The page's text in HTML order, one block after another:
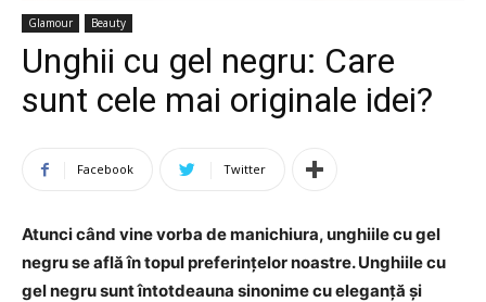
Glamour Beauty
Unghii cu gel negru: Care
sunt cele mai originale idei?
Facebook Twitter
Atunci când vine vorba de manichiura, unghiile cu gel
negru se află în topul preferințelor noastre. Unghiile cu
gel negru sunt întotdeauna sinonime cu eleganță și